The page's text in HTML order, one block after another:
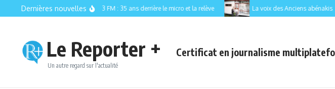
Aller au contenu
Dernières nouvellesCISM 89.3 FM : 35 ans derrière le micro et la relève La voix des Anciens abénakis
Le Reporter +
Un autre regard sur l'actualité
Certificat en journalisme